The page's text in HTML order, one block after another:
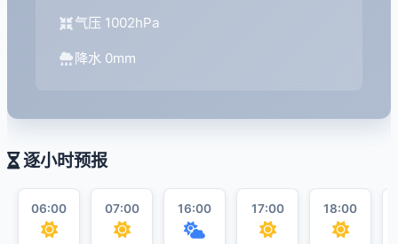
气压 1002hPa
降水 0mm
逐小时预报
06:00 07:00 16:00 17:00 18:00